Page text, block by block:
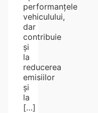
performanțele
vehiculului,
dar
contribuie
și
la
reducerea
emisiilor
și
la
[…]